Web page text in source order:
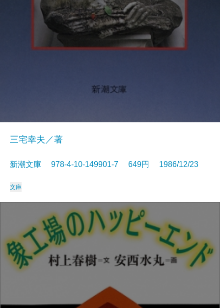
三宅幸夫／著
新潮文庫 978-4-10-149901-7 649円 1986/12/23
文庫